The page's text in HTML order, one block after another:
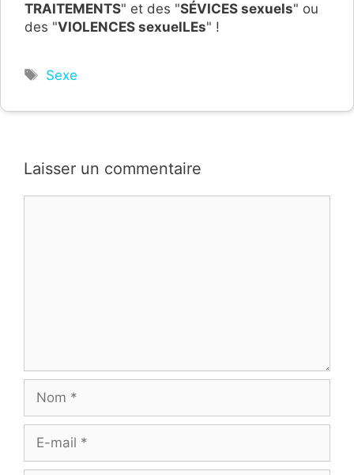
TRAITEMENTS" et des "SÉVICES sexuels" ou
des "VIOLENCES sexuelLEs" !
Étiquettes
Sexe
Laisser un commentaire
mail